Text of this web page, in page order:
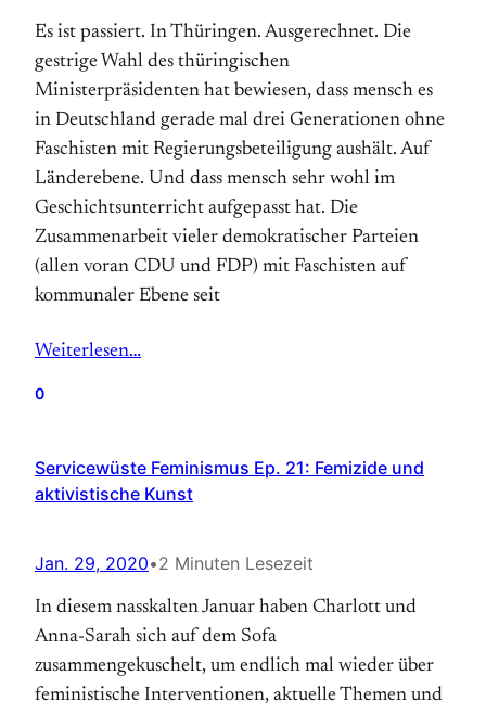
Es ist passiert. In Thüringen. Ausgerechnet. Die
gestrige Wahl des thüringischen
Ministerpräsidenten hat bewiesen, dass mensch es
in Deutschland gerade mal drei Generationen ohne
Faschisten mit Regierungsbeteiligung aushält. Auf
Länderebene. Und dass mensch sehr wohl im
Geschichtsunterricht aufgepasst hat. Die
Zusammenarbeit vieler demokratischer Parteien
(allen voran CDU und FDP) mit Faschisten auf
kommunaler Ebene seit
Weiterlesen…
0
Servicewüste Feminismus Ep. 21: Femizide und
aktivistische Kunst
Jan. 29, 2020•2 Minuten Lesezeit
In diesem nasskalten Januar haben Charlott und
Anna-Sarah sich auf dem Sofa
zusammengekuschelt, um endlich mal wieder über
feministische Interventionen, aktuelle Themen und